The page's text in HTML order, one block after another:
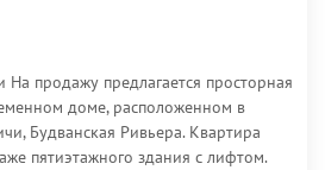
продажу предлагается просторная
доме, расположенном в
Будванская Ривьера. Квартира
пятиэтажного здания с лифтом.